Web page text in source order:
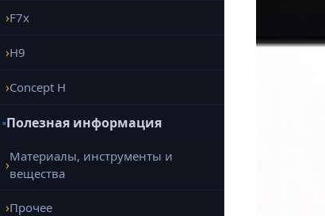
F7x
H9
Concept H
Полезная информация
Материалы, инструменты и
вещества
Прочее